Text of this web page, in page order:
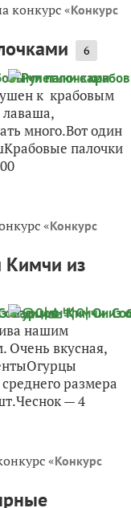
конкурс «Конкурс
6
к крабовым
много.Вот один
палочки
«Конкурс
Кимчи из
нашим
вкусная,
размера
— 4
«Конкурс